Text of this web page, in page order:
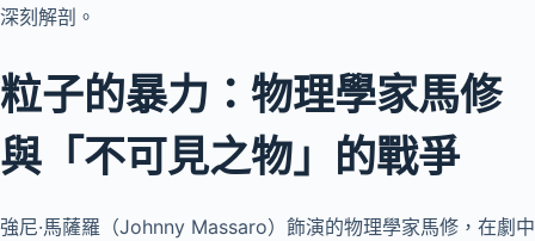
深刻解剖。
粒子的暴力：物理學家馬修
與「不可見之物」的戰爭
強尼·馬薩羅（Johnny Massaro）飾演的物理學家馬修，在劇中